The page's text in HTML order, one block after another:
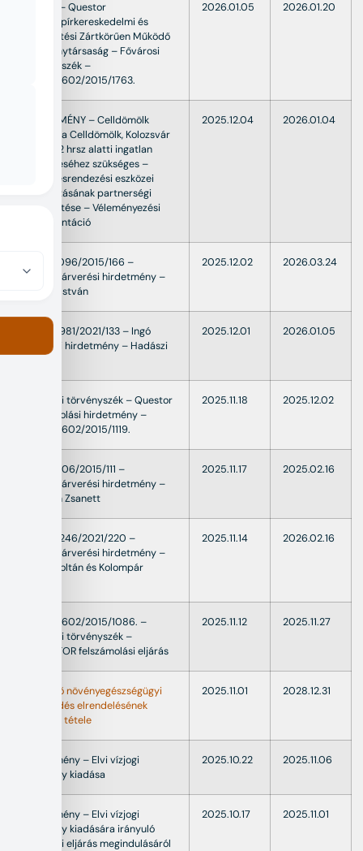
Végzés – Questor
Értékpapírkereskedelmi és
Befektetési Zártkörűen Működő
Részvénytársaság – Fővárosi
Törvényszék –
38.Fpk.1602/2015/1763.
2026.01.05 2026.01.20
HIRDETMÉNY – Celldömölk
város – a Celldömölk, Kolozsvár
u. 1514/2 hrsz alatti ingatlan
fejlesztéséhez szükséges –
településrendezési eszközei
módosításának partnerségi
egyeztetése – Véleményezési
dokumentáció
2025.12.04 2026.01.04
297.V.0096/2015/166 –
Ingatlanárverési hirdetmény –
Bognár István
2025.12.02 2026.03.24
479.V.0981/2021/133 – Ingó
árverési hirdetmény – Hadászi
2025.12.01 2026.01.05
Fővárosi törvényszék – Questor
felszámolási hirdetmény –
38.Fpk.1602/2015/1119.
2025.11.18 2025.12.02
479.V.1306/2015/111 –
Ingatlanárverési hirdetmény –
Horváth Zsanett
2025.11.17 2025.02.16
479.V.0246/2021/220 –
Ingatlanárverési hirdetmény –
Haller Zoltán és Kolompár
2025.11.14 2026.02.16
38.Fpk.1602/2015/1086. –
Fővárosi törvényszék –
QUAESTOR felszámolási eljárás
2025.11.12 2025.11.27
Kötelező növényegészségügyi
intézkedés elrendelésének
közhírré tétele
2025.11.01 2028.12.31
Hirdetmény – Elvi vízjogi
engedély kiadása
2025.10.22 2025.11.06
Hirdetmény – Elvi vízjogi
engedély kiadására irányuló
hatósági eljárás megindulásáról
2025.10.17 2025.11.01